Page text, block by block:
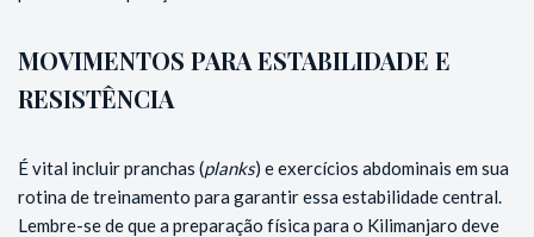
MOVIMENTOS PARA ESTABILIDADE E
RESISTÊNCIA
É vital incluir pranchas (planks) e exercícios abdominais em sua
rotina de treinamento para garantir essa estabilidade central.
Lembre-se de que a preparação física para o Kilimanjaro deve